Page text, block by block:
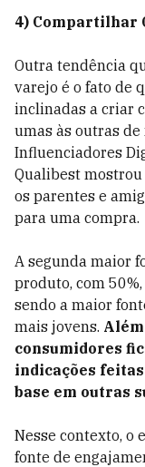
4) Compartilhar
Outra tendência
varejo é o fato de
inclinadas a criar
umas às outras
Influenciadores
Qualibest mostrou
os parentes e
para uma compra.
A segunda maior
produto, com
sendo a maior
mais jovens.
consumidores
indicações
base em outras
Nesse contexto, o
fonte de